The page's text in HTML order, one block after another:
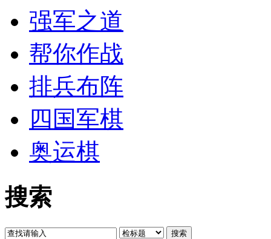
强军之道
帮你作战
排兵布阵
四国军棋
奥运棋
搜索
搜索